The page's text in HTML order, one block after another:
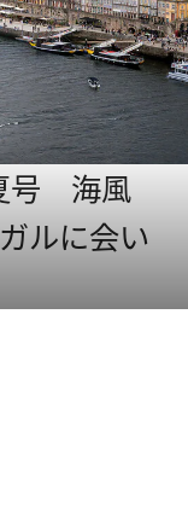
号 海風
ルに会い